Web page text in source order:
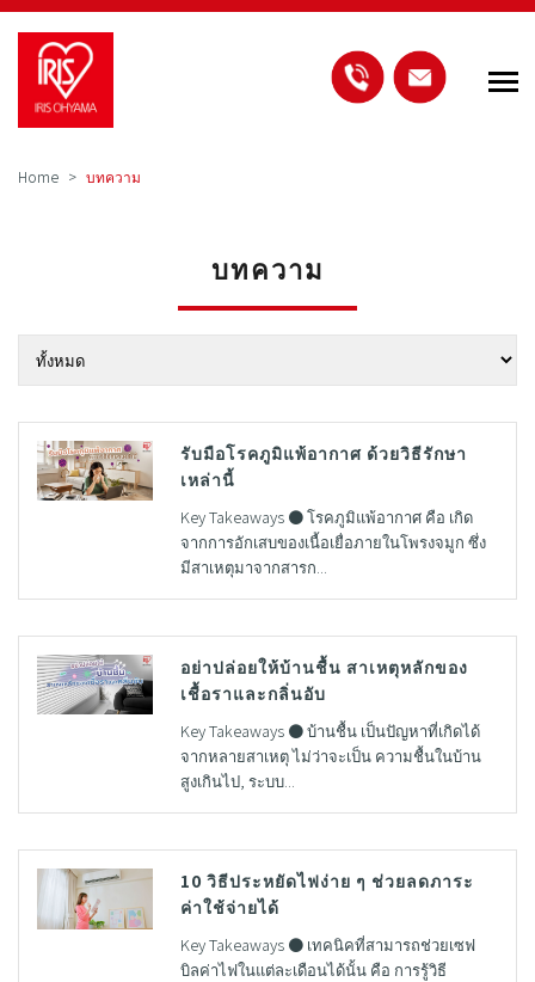
Home บทความ
บทความ
รับมือโรคภูมิแพ้อากาศ ด้วยวิธีรักษา
เหล่านี้
Key Takeaways ● โรคภูมิแพ้อากาศ คือ เกิด
จากการอักเสบของเนื้อเยื่อภายในโพรงจมูก ซึ่ง
มีสาเหตุมาจากสารก...
อย่าปล่อยให้บ้านชื้น สาเหตุหลักของ
เชื้อราและกลิ่นอับ
Key Takeaways ● บ้านชื้น เป็นปัญหาที่เกิดได้
จากหลายสาเหตุ ไม่ว่าจะเป็น ความชื้นในบ้าน
สูงเกินไป, ระบบ...
10 วิธีประหยัดไฟง่าย ๆ ช่วยลดภาระ
ค่าใช้จ่ายได้
Key Takeaways ● เทคนิคที่สามารถช่วยเซฟ
บิลค่าไฟในแต่ละเดือนได้นั้น คือ การรู้วิธี